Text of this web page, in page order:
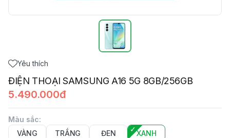
Yêu thích
ĐIỆN THOẠI SAMSUNG A16 5G 8GB/256GB
5.490.000đ
Màu sắc:
VÀNG
TRẮNG ĐEN XANH